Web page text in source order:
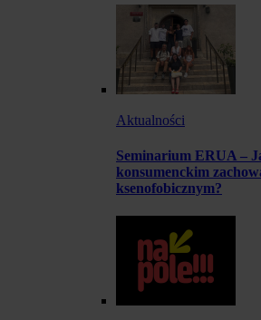
Aktualności
Seminarium ERUA –
konsumenckim
ksenofobicznym?